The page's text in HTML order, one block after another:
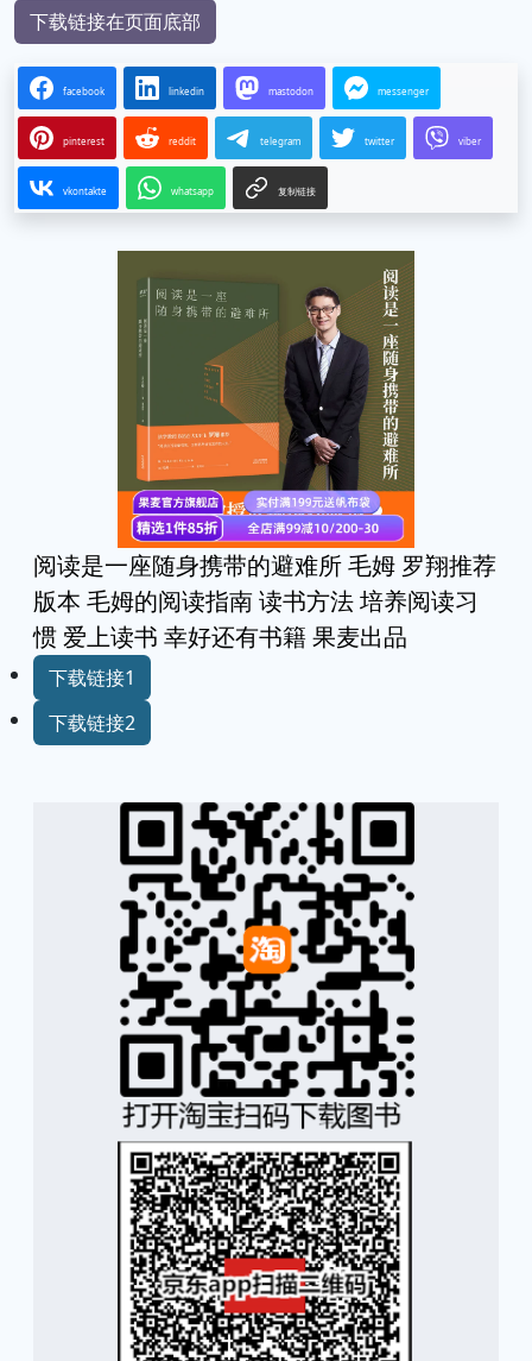
下载链接在页面底部
facebook linkedin mastodon messenger
pinterest reddit telegram twitter viber
vkontakte whatsapp 复制链接
阅读是一座随身携带的避难所 毛姆 罗翔推荐
版本 毛姆的阅读指南 读书方法 培养阅读习
惯 爱上读书 幸好还有书籍 果麦出品
下载链接1
下载链接2